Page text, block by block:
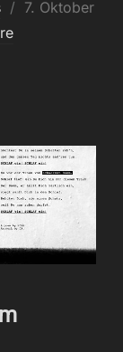
Veröffentlicht
7. Oktober